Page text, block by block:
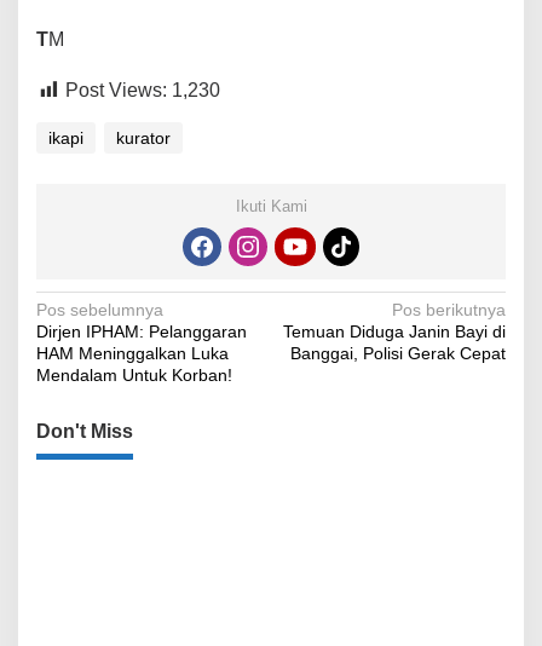
TM
Post Views: 1,230
ikapi kurator
Ikuti Kami
Navigasi
pos
Pos sebelumnya
Dirjen IPHAM: Pelanggaran
HAM Meninggalkan Luka
Mendalam Untuk Korban!
Pos berikutnya
Temuan Diduga Janin Bayi di
Banggai, Polisi Gerak Cepat
Don't Miss